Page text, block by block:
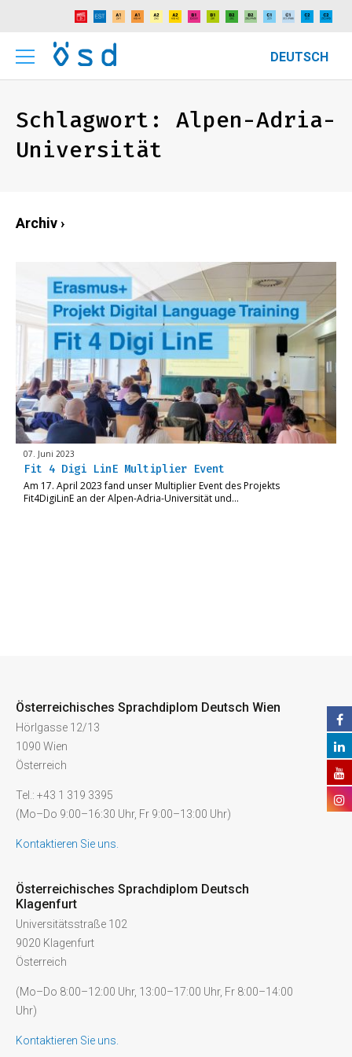
DEUTSCH
Schlagwort: Alpen-Adria-
Universität
Archiv
07. Juni 2023
Fit 4 Digi LinE Multiplier Event
Am 17. April 2023 fand unser Multiplier Event des Projekts
Fit4DigiLinE an der Alpen-Adria-Universität und…
Österreichisches Sprachdiplom Deutsch Wien
Hörlgasse 12/13
1090 Wien
Österreich
Tel.: +43 1 319 3395
(Mo–Do 9:00–16:30 Uhr, Fr 9:00–13:00 Uhr)
Kontaktieren Sie uns.
Österreichisches Sprachdiplom Deutsch
Klagenfurt
Universitätsstraße 102
9020 Klagenfurt
Österreich
(Mo–Do 8:00–12:00 Uhr, 13:00–17:00 Uhr, Fr 8:00–14:00
Uhr)
Kontaktieren Sie uns.